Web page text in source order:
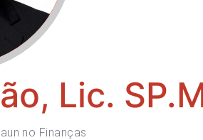
Lic.
no Finanças